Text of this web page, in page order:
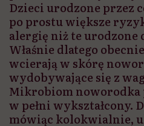
Dzieci urodzone przez
po prostu większe
alergię niż te urodzone
Właśnie dlatego
wcierają w skórę
wydobywające się z
Mikrobiom noworodka
w pełni wykształcony.
mówiąc kolokwialnie,